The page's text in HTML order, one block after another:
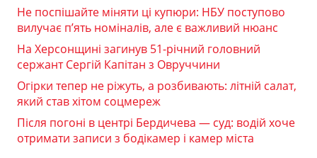
Не поспішайте міняти ці купюри: НБУ поступово
вилучає п’ять номіналів, але є важливий нюанс
На Херсонщині загинув 51-річний головний
сержант Сергій Капітан з Овруччини
Огірки тепер не ріжуть, а розбивають: літній салат,
який став хітом соцмереж
Після погоні в центрі Бердичева — суд: водій хоче
отримати записи з бодікамер і камер міста